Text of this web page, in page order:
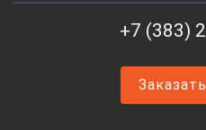
+7 (383)